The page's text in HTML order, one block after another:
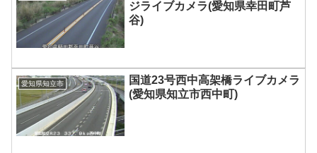
ジライブカメラ(愛知県幸田町芦
谷)
愛知県知立市
国道23号西中高架橋ライブカメラ
(愛知県知立市西中町)